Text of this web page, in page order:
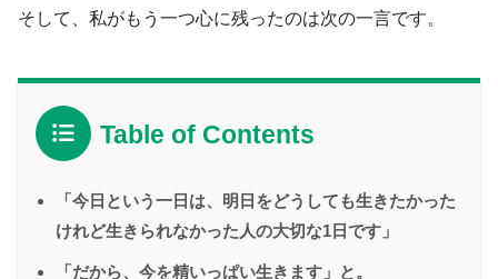
そして、私がもう一つ心に残ったのは次の一言です。
Table of Contents
「今日という一日は、明日をどうしても生きたかった
けれど生きられなかった人の大切な1日です」
「だから、今を精いっぱい生きます」と。